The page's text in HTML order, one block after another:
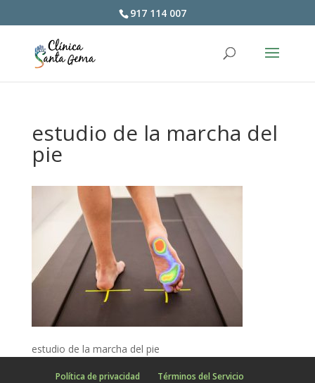
917 114 007
estudio de la marcha del
pie
estudio de la marcha del pie
Política de privacidad
Términos del Servicio